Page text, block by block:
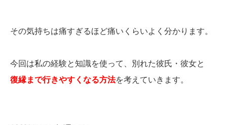
その気持ちは痛すぎるほど痛いくらいよく分かります。
今回は私の経験と知識を使って、別れた彼氏・彼女と
復縁まで行きやすくなる方法を考えていきます。